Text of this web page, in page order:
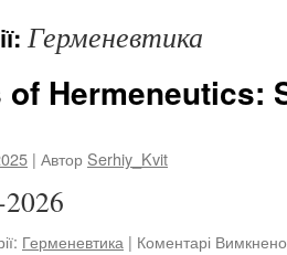
Герменевтика
Hermeneutics:
| Автор Serhiy_Kvit
Герменевтика | Коментарі Вимкнено